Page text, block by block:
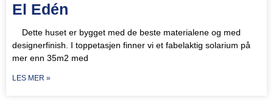
El Edén
Dette huset er bygget med de beste materialene og med
designerfinish. I toppetasjen finner vi et fabelaktig solarium på
mer enn 35m2 med
LES MER »